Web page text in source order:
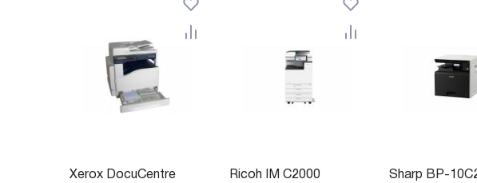
Xerox DocuCentre Ricoh IM C2000 Sharp BP-